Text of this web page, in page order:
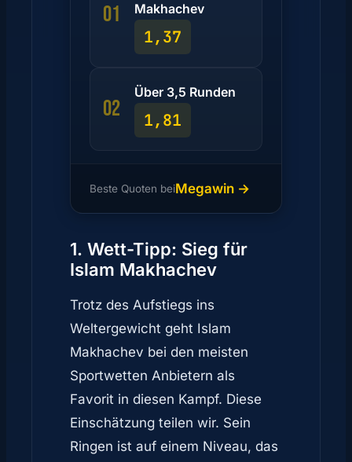
01
Makhachev
1,37
02
Über 3,5 Runden
1,81
Beste Quoten beiMegawin →
1. Wett-Tipp: Sieg für
Islam Makhachev
Trotz des Aufstiegs ins
Weltergewicht geht Islam
Makhachev bei den meisten
Sportwetten Anbietern als
Favorit in diesen Kampf. Diese
Einschätzung teilen wir. Sein
Ringen ist auf einem Niveau, das